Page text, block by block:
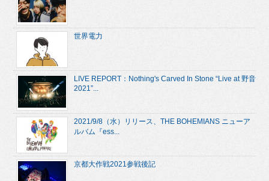
世界電力
LIVE REPORT：Nothing's Carved In Stone “Live at 野音
2021”...
2021/9/8（水）リリース、THE BOHEMIANS ニューア
ルバム『ess...
京都大作戦2021参戦後記